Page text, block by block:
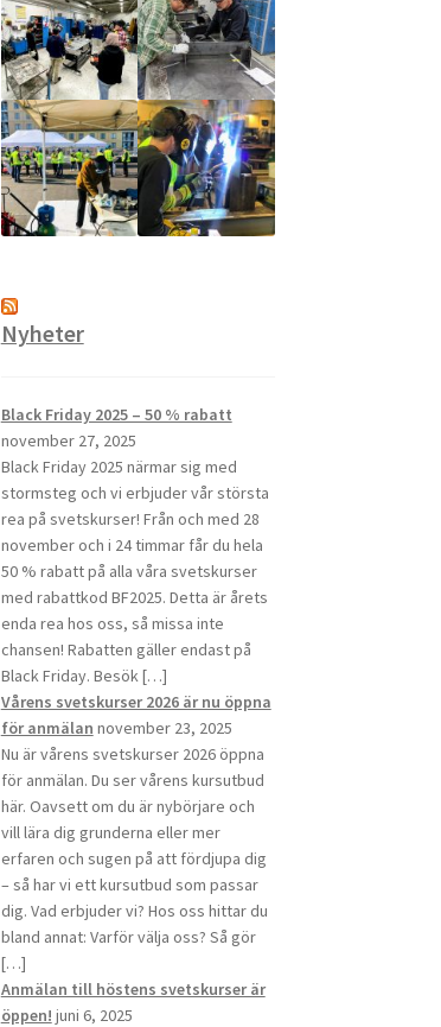
Nyheter
Black Friday 2025 – 50 % rabatt
november 27, 2025
Black Friday 2025 närmar sig med
stormsteg och vi erbjuder vår största
rea på svetskurser! Från och med 28
november och i 24 timmar får du hela
50 % rabatt på alla våra svetskurser
med rabattkod BF2025. Detta är årets
enda rea hos oss, så missa inte
chansen! Rabatten gäller endast på
Black Friday. Besök […]
Vårens svetskurser 2026 är nu öppna
för anmälan november 23, 2025
Nu är vårens svetskurser 2026 öppna
för anmälan. Du ser vårens kursutbud
här. Oavsett om du är nybörjare och
vill lära dig grunderna eller mer
erfaren och sugen på att fördjupa dig
– så har vi ett kursutbud som passar
dig. Vad erbjuder vi? Hos oss hittar du
bland annat: Varför välja oss? Så gör
[…]
Anmälan till höstens svetskurser är
öppen! juni 6, 2025